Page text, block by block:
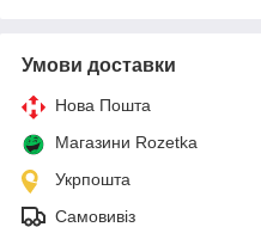
Умови доставки
Нова Пошта
Магазини Rozetka
Укрпошта
Самовивіз